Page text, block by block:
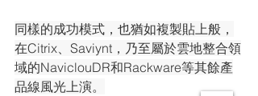
同樣的成功模式，也猶如複製貼上般，
在Citrix、Saviynt，乃至屬於雲地整合領
域的NaviclouDR和Rackware等其餘產
品線風光上演。